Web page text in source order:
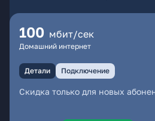
100 мбит/сек
Домашний интернет
Детали Подключение
Скидка только для новых